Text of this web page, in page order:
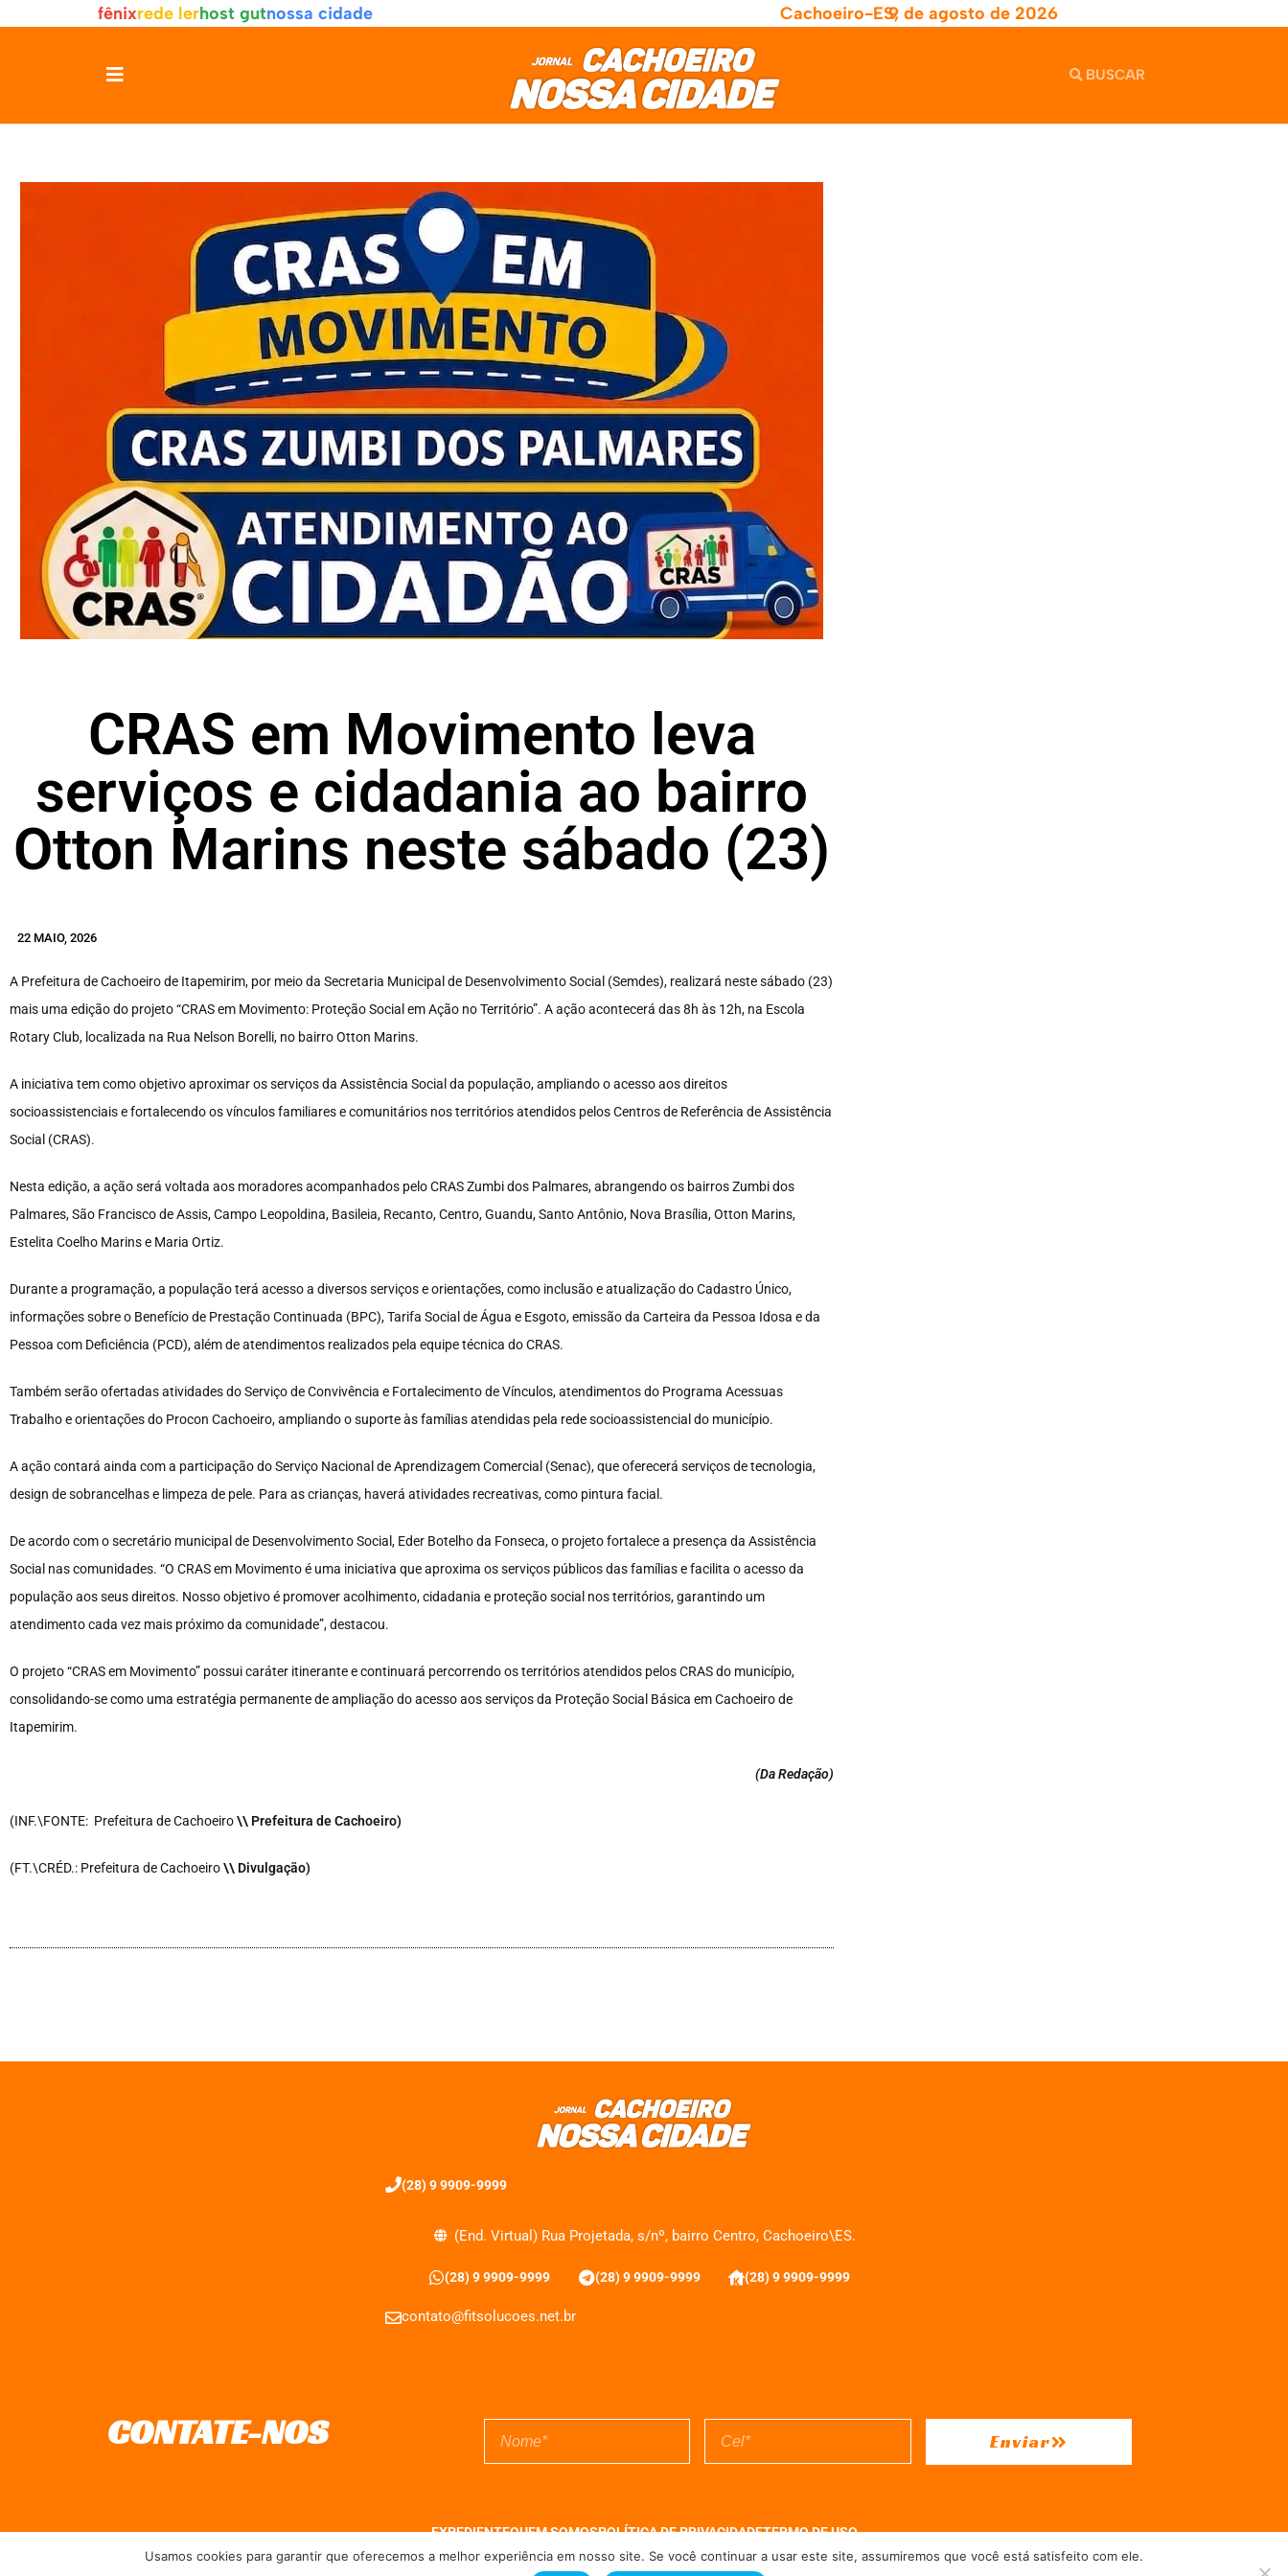
fênixrede lerhost gutnossa cidade Cachoeiro-ES,9 de agosto de 2026
CRAS em Movimento leva
serviços e cidadania ao bairro
Otton Marins neste sábado (23)
22 MAIO, 2026
A Prefeitura de Cachoeiro de Itapemirim, por meio da Secretaria Municipal de Desenvolvimento Social (Semdes), realizará neste sábado (23)
mais uma edição do projeto “CRAS em Movimento: Proteção Social em Ação no Território”. A ação acontecerá das 8h às 12h, na Escola
Rotary Club, localizada na Rua Nelson Borelli, no bairro Otton Marins.
A iniciativa tem como objetivo aproximar os serviços da Assistência Social da população, ampliando o acesso aos direitos
socioassistenciais e fortalecendo os vínculos familiares e comunitários nos territórios atendidos pelos Centros de Referência de Assistência
Social (CRAS).
Nesta edição, a ação será voltada aos moradores acompanhados pelo CRAS Zumbi dos Palmares, abrangendo os bairros Zumbi dos
Palmares, São Francisco de Assis, Campo Leopoldina, Basileia, Recanto, Centro, Guandu, Santo Antônio, Nova Brasília, Otton Marins,
Estelita Coelho Marins e Maria Ortiz.
Durante a programação, a população terá acesso a diversos serviços e orientações, como inclusão e atualização do Cadastro Único,
informações sobre o Benefício de Prestação Continuada (BPC), Tarifa Social de Água e Esgoto, emissão da Carteira da Pessoa Idosa e da
Pessoa com Deficiência (PCD), além de atendimentos realizados pela equipe técnica do CRAS.
Também serão ofertadas atividades do Serviço de Convivência e Fortalecimento de Vínculos, atendimentos do Programa Acessuas
Trabalho e orientações do Procon Cachoeiro, ampliando o suporte às famílias atendidas pela rede socioassistencial do município.
A ação contará ainda com a participação do Serviço Nacional de Aprendizagem Comercial (Senac), que oferecerá serviços de tecnologia,
design de sobrancelhas e limpeza de pele. Para as crianças, haverá atividades recreativas, como pintura facial.
De acordo com o secretário municipal de Desenvolvimento Social, Eder Botelho da Fonseca, o projeto fortalece a presença da Assistência
Social nas comunidades. “O CRAS em Movimento é uma iniciativa que aproxima os serviços públicos das famílias e facilita o acesso da
população aos seus direitos. Nosso objetivo é promover acolhimento, cidadania e proteção social nos territórios, garantindo um
atendimento cada vez mais próximo da comunidade”, destacou.
O projeto “CRAS em Movimento” possui caráter itinerante e continuará percorrendo os territórios atendidos pelos CRAS do município,
consolidando-se como uma estratégia permanente de ampliação do acesso aos serviços da Proteção Social Básica em Cachoeiro de
Itapemirim.
(Da Redação)
(INF.\FONTE: Prefeitura de Cachoeiro\\ Prefeitura de Cachoeiro)
(FT.\CRÉD.: Prefeitura de Cachoeiro\\ Divulgação)
(28) 9 9909-9999
(End. Virtual) Rua Projetada, s/nº, bairro Centro, Cachoeiro\ES.
(28) 9 9909-9999 (28) 9 9909-9999 (28) 9 9909-9999
contato@fitsolucoes.net.br
CONTATE-NOS Enviar
EXPEDIENTEQUEM SOMOSPOLÍTICA DE PRIVACIDADETERMO DE USO
Usamos cookies para garantir que oferecemos a melhor experiência em nosso site. Se você continuar a usar este site, assumiremos que você está satisfeito com ele.